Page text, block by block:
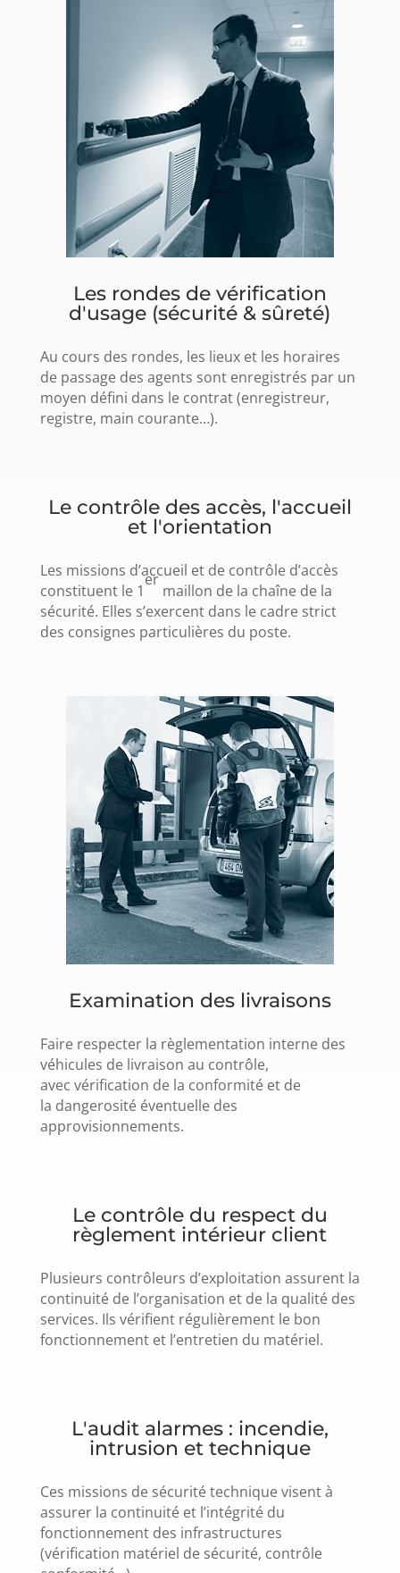
Les rondes de vérification
d'usage (sécurité & sûreté)
Au cours des rondes, les lieux et les horaires
de passage des agents sont enregistrés par un
moyen défini dans le contrat (enregistreur,
registre, main courante…).
Le contrôle des accès, l'accueil
et l'orientation
Les missions d’accueil et de contrôle d’accès
constituent le 1
er
maillon de la chaîne de la
sécurité. Elles s’exercent dans le cadre strict
des consignes particulières du poste.
Examination des livraisons
Faire respecter la règlementation interne des
véhicules de livraison au contrôle,
avec vérification de la conformité et de
la dangerosité éventuelle des
approvisionnements.
Le contrôle du respect du
règlement intérieur client
Plusieurs contrôleurs d’exploitation assurent la
continuité de l’organisation et de la qualité des
services. Ils vérifient régulièrement le bon
fonctionnement et l’entretien du matériel.
L'audit alarmes : incendie,
intrusion et technique
Ces missions de sécurité technique visent à
assurer la continuité et l’intégrité du
fonctionnement des infrastructures
(vérification matériel de sécurité, contrôle